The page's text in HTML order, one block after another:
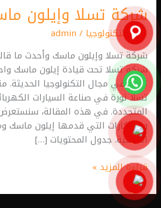
شركة تسلا وإيلون
اخبار التكنولوجيا /
admin
شركة تسلا وإيلون ماسك وأحدث ما
شركة تسلا تحت قيادة إيلون ماسك
تأثيرًا في مجال التكنولوجيا
تسلا ثورة في صناعة السيارات
المتجددة. في هذه المقالة،
والابتكارات التي قدمها إيلون
العالمية. جدول المحتويات […]
قراءة المزيد »